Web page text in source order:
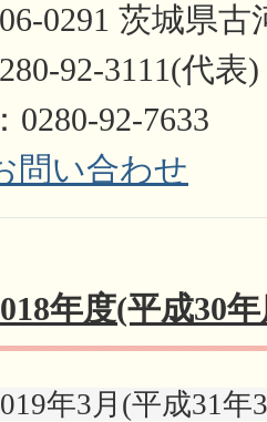
0291 茨城県
92-3111(代表)
92-7633
問い合わせ
年度(平成30
年3月(平成31年